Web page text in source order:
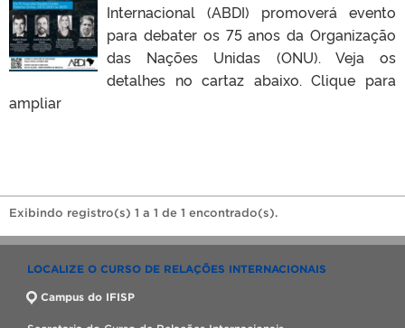
Internacional (ABDI) promoverá evento
para debater os 75 anos da Organização
das Nações Unidas (ONU). Veja os
detalhes no cartaz abaixo. Clique para
ampliar
Exibindo registro(s) 1 a 1 de 1 encontrado(s).
LOCALIZE O CURSO DE RELAÇÕES INTERNACIONAIS
Campus do IFISP